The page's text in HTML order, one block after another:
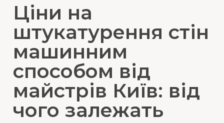
Ціни на
штукатурення стін
машинним
способом від
майстрів Київ: від
чого залежать